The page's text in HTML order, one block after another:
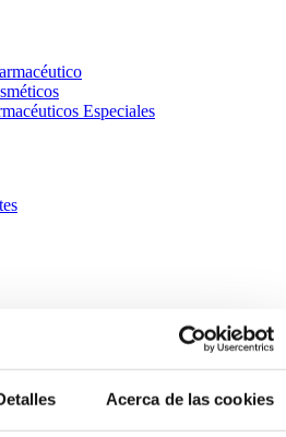
Acerca de las cookies
Especiales